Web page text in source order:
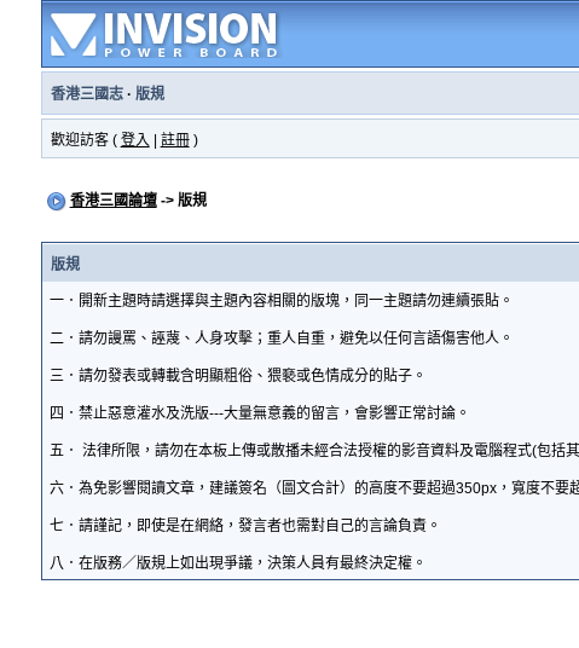
香港三國志· 版規
歡迎訪客 ( 登入 註冊)
香港三國論壇-> 版規
版規
一．開新主題時請選擇與主題內容相關的版塊，同一主題請勿連續張貼。
二．請勿謾罵、誣蔑、人身攻擊；重人自重，避免以任何言語傷害他人。
三．請勿發表或轉載含明顯粗俗、猥褻或色情成分的貼子。
四．禁止惡意灌水及洗版---大量無意義的留言，會影響正常討論。
五． 法律所限，請勿在本板上傳或散播未經合法授權的影音資料及電腦程式(包括
六．為免影響閱讀文章，建議簽名（圖文合計）的高度不要超過350px，寬度不
七．請謹記，即使是在網絡，發言者也需對自己的言論負責。
八．在版務／版規上如出現爭議，決策人員有最終決定權。